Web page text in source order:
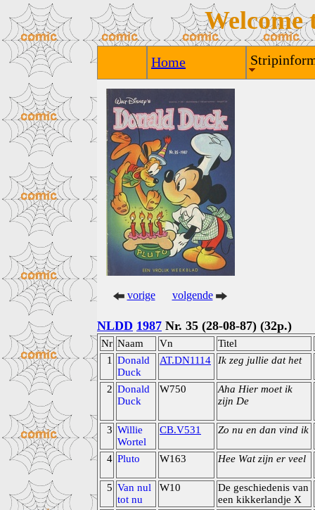
Welcome
Home
vorige volgende
NLDD 1987 Nr. 35 (28-08-87) (32p.)
Nr Naam Vn
Titel
1
Donald
Duck
AT.DN1114 Ik zeg jullie dat het
2 Donald
Duck
W750
Aha Hier moet ik
zijn De
3 Willie
Wortel
CB.V531 Zo nu en dan vind ik
4 Pluto W163 Hee Wat zijn er veel
5 Van nul
tot nu
W10
De geschiedenis van
een kikkerlandje X